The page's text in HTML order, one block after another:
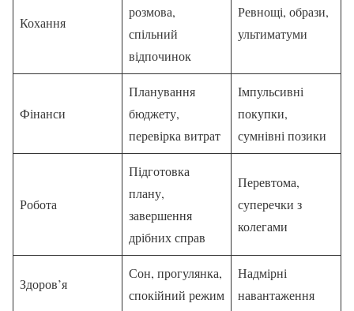
Кохання
розмова,
спільний
відпочинок
Ревнощі, образи,
ультиматуми
Фінанси
Планування
бюджету,
перевірка витрат
Імпульсивні
покупки,
сумнівні позики
Робота
Підготовка
плану,
завершення
дрібних справ
Перевтома,
суперечки з
колегами
Здоров’я
Сон, прогулянка,
спокійний режим
Надмірні
навантаження